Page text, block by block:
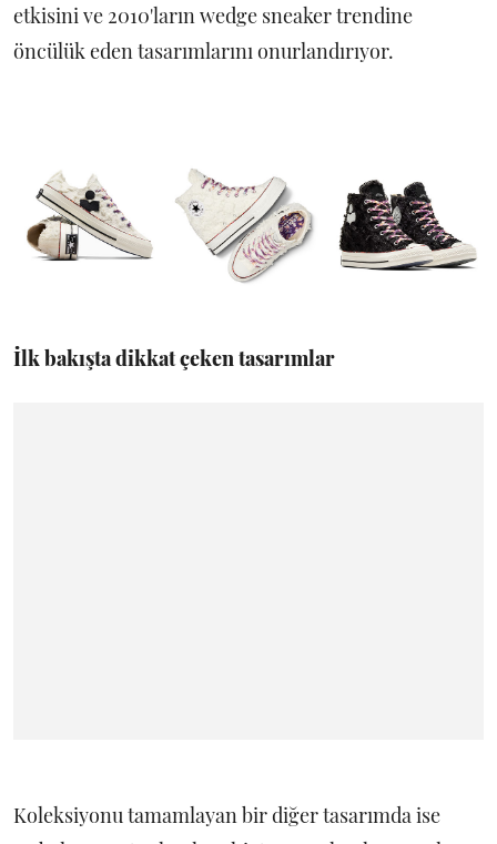
etkisini ve 2010'ların wedge sneaker trendine
öncülük eden tasarımlarını onurlandırıyor.
İlk bakışta dikkat çeken tasarımlar
Koleksiyonu tamamlayan bir diğer tasarımda ise